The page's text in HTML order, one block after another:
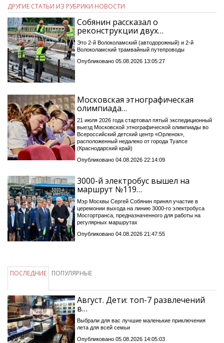
ДРУГИЕ СТАТЬИ ИЗ РУБРИКИ НОВОСТИ
Собянин рассказал о
реконструкции двух…
Это 2-й Волоколамский (автодорожный) и 2-й
Волоколамский трамвайный путепроводы
Опубликовано 05.08.2026 13:05:27
Московская этнографическая
олимпиада…
21 июля 2026 года стартовал пятый экспедиционный
выезд Московской этнографической олимпиады во
Всероссийский детский центр «Орленок»,
расположенный недалеко от города Туапсе
(Краснодарский край)
Опубликовано 04.08.2026 22:14:09
3000-й электробус вышел на
маршрут №119…
Мэр Москвы Сергей Собянин принял участие в
церемонии выхода на линию 3000-го электробуса
Мосгортранса, предназначенного для работы на
регулярных маршрутах
Опубликовано 04.08.2026 21:47:55
ПОСЛЕДНИЕ ПОПУЛЯРНЫЕ
Август. Дети: топ-7 развлечений
в…
Выбрали для вас лучшие маленькие приключения
лета для всей семьи
Опубликовано 05.08.2026 14:05:03